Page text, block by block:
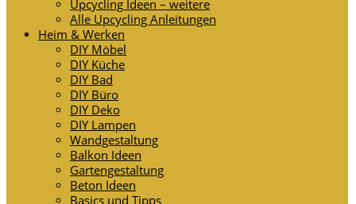
Upcycling Ideen – weitere
Alle Upcycling Anleitungen
Heim & Werken
DIY Möbel
DIY Küche
DIY Bad
DIY Büro
DIY Deko
DIY Lampen
Wandgestaltung
Balkon Ideen
Gartengestaltung
Beton Ideen
Basics und Tipps